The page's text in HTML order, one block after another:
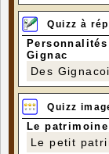
Quizz à
Gignac
Des
Quizz
Le
Le petit